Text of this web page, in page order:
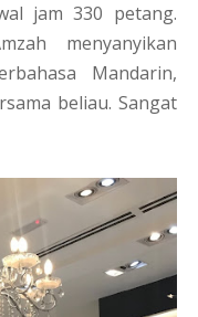
jam 330 petang.
menyanyikan
Mandarin,
beliau. Sangat